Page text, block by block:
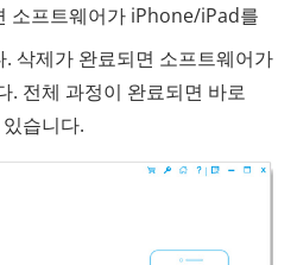
소프트웨어가 iPhone/iPad를
삭제가 완료되면 소프트웨어가
. 전체 과정이 완료되면 바로
습니다.